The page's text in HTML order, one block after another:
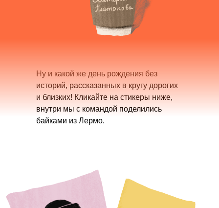
Ну и какой же день рождения без
историй, рассказанных в кругу дорогих
и близких! Кликайте на стикеры ниже,
внутри мы с командой поделились
байками из Лермо.
Контакты